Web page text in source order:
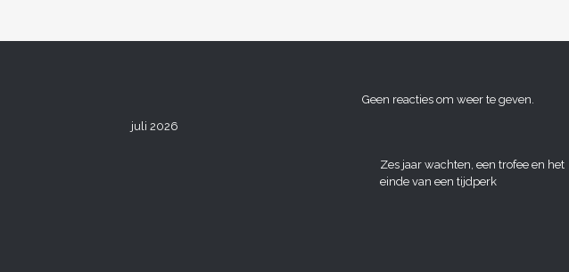
juli 2026
Geen reacties om weer te geven.
Zes jaar wachten, een trofee en het
einde van een tijdperk